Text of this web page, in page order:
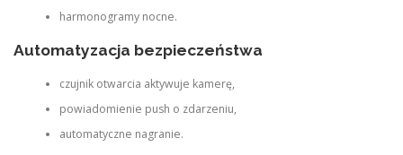
harmonogramy nocne.
Automatyzacja bezpieczeństwa
czujnik otwarcia aktywuje kamerę,
powiadomienie push o zdarzeniu,
automatyczne nagranie.